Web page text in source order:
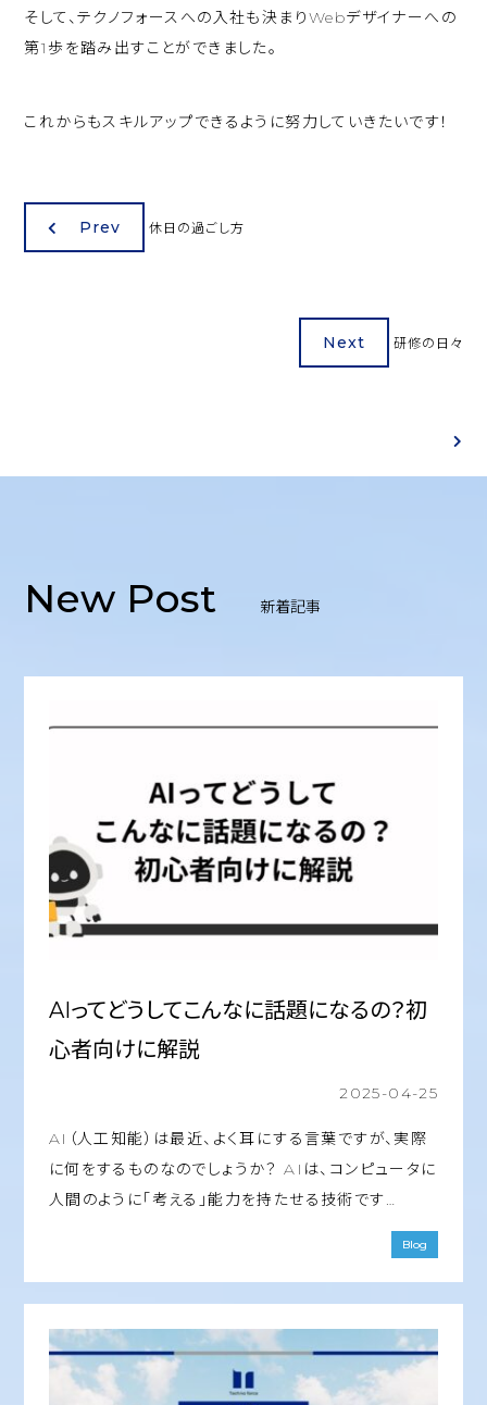
そして、テクノフォースへの入社も決まりWebデザイナーへの
第1歩を踏み出すことができました。
これからもスキルアップできるように努力していきたいです！
Prev 休日の過ごし方
Next 研修の日々
New Post 新着記事
AIってどうしてこんなに話題になるの？初
心者向けに解説
2025-04-25
AI（人工知能）は最近、よく耳にする言葉ですが、実際
に何をするものなのでしょうか？ AIは、コンピュータに
人間のように「考える」能力を持たせる技術です…
Blog